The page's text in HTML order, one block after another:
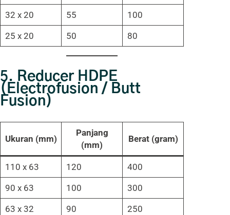
32 x 20 55 100
25 x 20 50 80
5. Reducer HDPE
(Electrofusion / Butt
Fusion)
Ukuran (mm)
Panjang
(mm)
Berat (gram)
110 x 63 120 400
90 x 63 100 300
63 x 32 90 250